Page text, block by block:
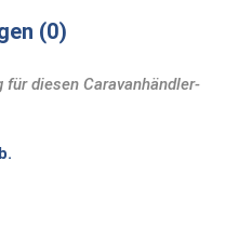
0
diesen Caravanhändler-